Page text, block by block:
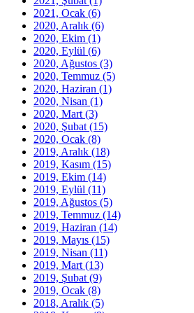
2021, Ocak (6)
2020, Aralık (6)
2020, Ekim (1)
2020, Eylül (6)
2020, Ağustos (3)
2020, Temmuz (5)
2020, Haziran (1)
2020, Nisan (1)
2020, Mart (3)
2020, Şubat (15)
2020, Ocak (8)
2019, Aralık (18)
2019, Kasım (15)
2019, Ekim (14)
2019, Eylül (11)
2019, Ağustos (5)
2019, Temmuz (14)
2019, Haziran (14)
2019, Mayıs (15)
2019, Nisan (11)
2019, Mart (13)
2019, Şubat (9)
2019, Ocak (8)
2018, Aralık (5)